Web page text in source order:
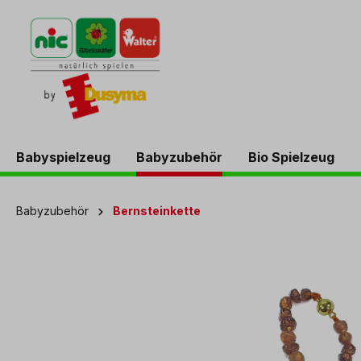
Zur Hauptnavigation springen
Babyspielzeug Babyzubehör Bio Spielzeug
Babyzubehör Bernsteinkette